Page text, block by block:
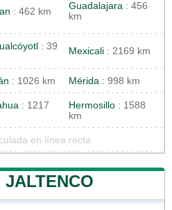
: 462 km
Guadalajara : 456
km
: 39
Mexicali : 2169 km
: 1026 km Mérida : 998 km
: 1217
Hermosillo : 1588
km
en línea recta
JALTENCO